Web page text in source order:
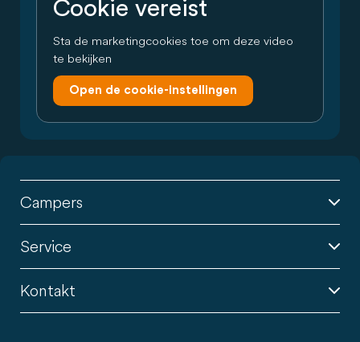
Cookie vereist
Sta de marketingcookies toe om deze video
te bekijken
Open de cookie-instellingen
Campers
Service
Kontakt